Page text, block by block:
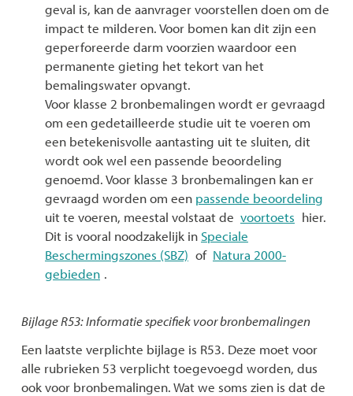
geval is, kan de aanvrager voorstellen doen om de
impact te milderen. Voor bomen kan dit zijn een
geperforeerde darm voorzien waardoor een
permanente gieting het tekort van het
bemalingswater opvangt.
Voor klasse 2 bronbemalingen wordt er gevraagd
om een gedetailleerde studie uit te voeren om
een betekenisvolle aantasting uit te sluiten, dit
wordt ook wel een passende beoordeling
genoemd. Voor klasse 3 bronbemalingen kan er
gevraagd worden om een passende beoordeling
uit te voeren, meestal volstaat de voortoets hier.
Dit is vooral noodzakelijk in Speciale
Beschermingszones (SBZ) of Natura 2000-
gebieden .
Bijlage R53: Informatie specifiek voor bronbemalingen
Een laatste verplichte bijlage is R53. Deze moet voor
alle rubrieken 53 verplicht toegevoegd worden, dus
ook voor bronbemalingen. Wat we soms zien is dat de